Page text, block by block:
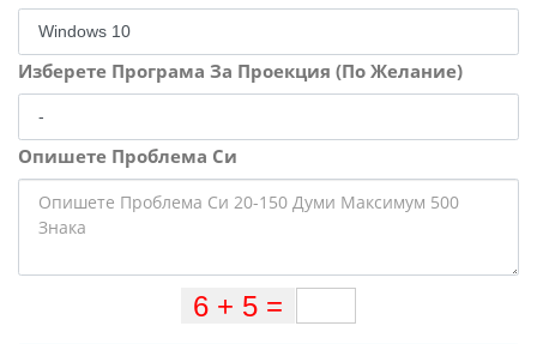
Изберете Програма За Проекция (По Желание)
Опишете Проблема Си